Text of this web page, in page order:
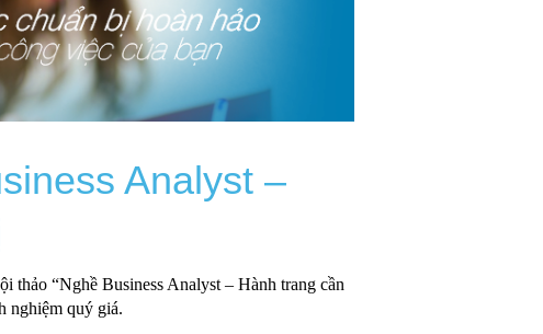
Analyst –
thảo “Nghề Business Analyst – Hành trang cần
nghiệm quý giá.